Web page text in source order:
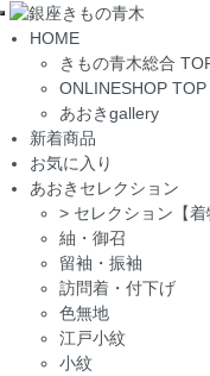
Toggle
navigation
HOME
きもの青木総合
ONLINESHOP TOP
あおきgallery
新着商品
お気に入り
あおきセレクション
> セレクション【着
紬・御召
留袖・振袖
訪問着・付下げ
色無地
江戸小紋
小紋